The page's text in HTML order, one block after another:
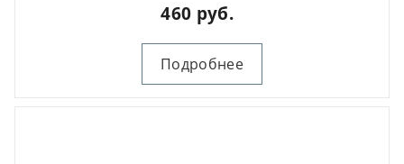
460 руб.
Подробнее